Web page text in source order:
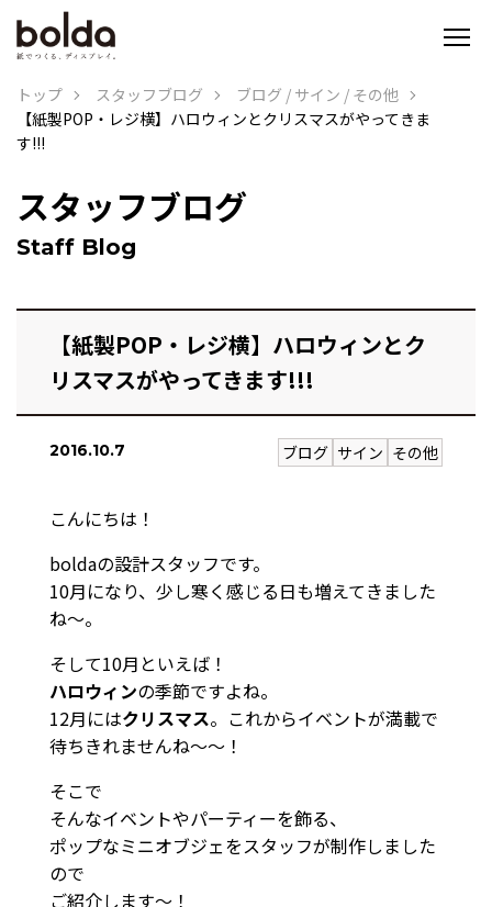
トップ スタッフブログ ブログ / サイン / その他
【紙製POP・レジ横】ハロウィンとクリスマスがやってきま
す!!!
スタッフブログ
Staff Blog
【紙製POP・レジ横】ハロウィンとク
リスマスがやってきます!!!
2016.10.7 ブログ サイン その他
こんにちは！
boldaの設計スタッフです。
10月になり、少し寒く感じる日も増えてきました
ね～。
そして10月といえば！
ハロウィンの季節ですよね。
12月にはクリスマス。これからイベントが満載で
待ちきれませんね〜〜！
そこで
そんなイベントやパーティーを飾る、
ポップなミニオブジェをスタッフが制作しました
ので
ご紹介します～！